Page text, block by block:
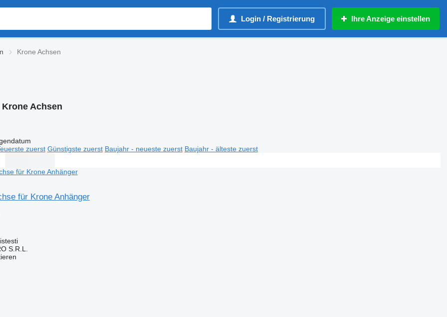
Login / Registrierung Ihre Anzeige einstellen
Krone Achsen
Krone Achsen
zuerst Günstigste zuerst Baujahr - neueste zuerst Baujahr - älteste zuerst
für Krone Anhänger
S.R.L.